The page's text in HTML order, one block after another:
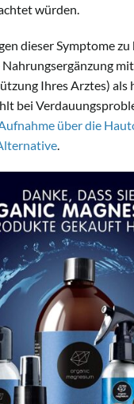
würden.
dieser Symptome
Ihres Arztes) als
bei
über die
.